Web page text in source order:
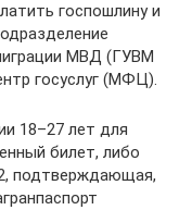
госпошлину и
МВД (ГУВМ
госуслуг (МФЦ).
18–27 лет для
билет, либо
подтверждающая,